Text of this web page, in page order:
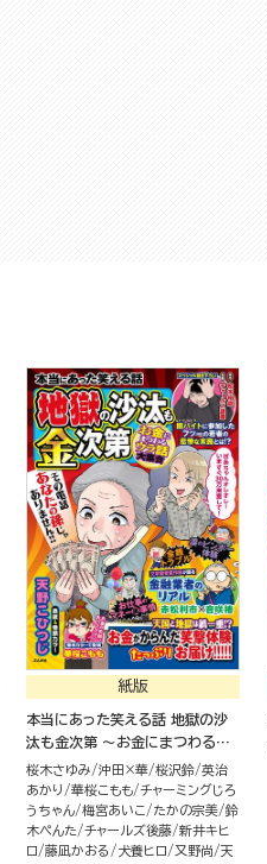
紙版
本当にあった笑える話 地獄の沙
汰も金次第 ～お金にまつわるウ
ラ話大集合～
桜木さゆみ 沖田×華 桜沢鈴 英治
あかり
華桜こもも チャーミングじろ
うちゃん 梅宮あいこ たかの宗美 鈴
木ぺんた
チャールズ後藤 新井キヒ
ロ
藤凪かおる 犬養ヒロ 又野尚
天